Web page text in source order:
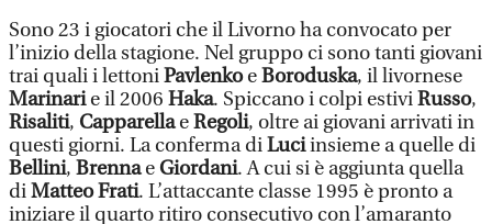
Sono 23 i giocatori che il Livorno ha convocato per
l’inizio della stagione. Nel gruppo ci sono tanti giovani
trai quali i lettoniPavlenkoeBoroduska, il livornese
Marinarie il 2006 Haka. Spiccano i colpi estiviRusso,
Risaliti, CapparellaeRegoli, oltre ai giovani arrivati in
questi giorni. La conferma diLuciinsieme a quelle di
Bellini, BrennaeGiordani. A cui si è aggiunta quella
diMatteo Frati. L’attaccante classe 1995 è pronto a
iniziare il quarto ritiro consecutivo con l’amaranto